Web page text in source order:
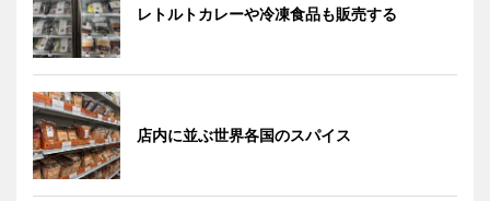
レトルトカレーや冷凍食品も販売する
店内に並ぶ世界各国のスパイス